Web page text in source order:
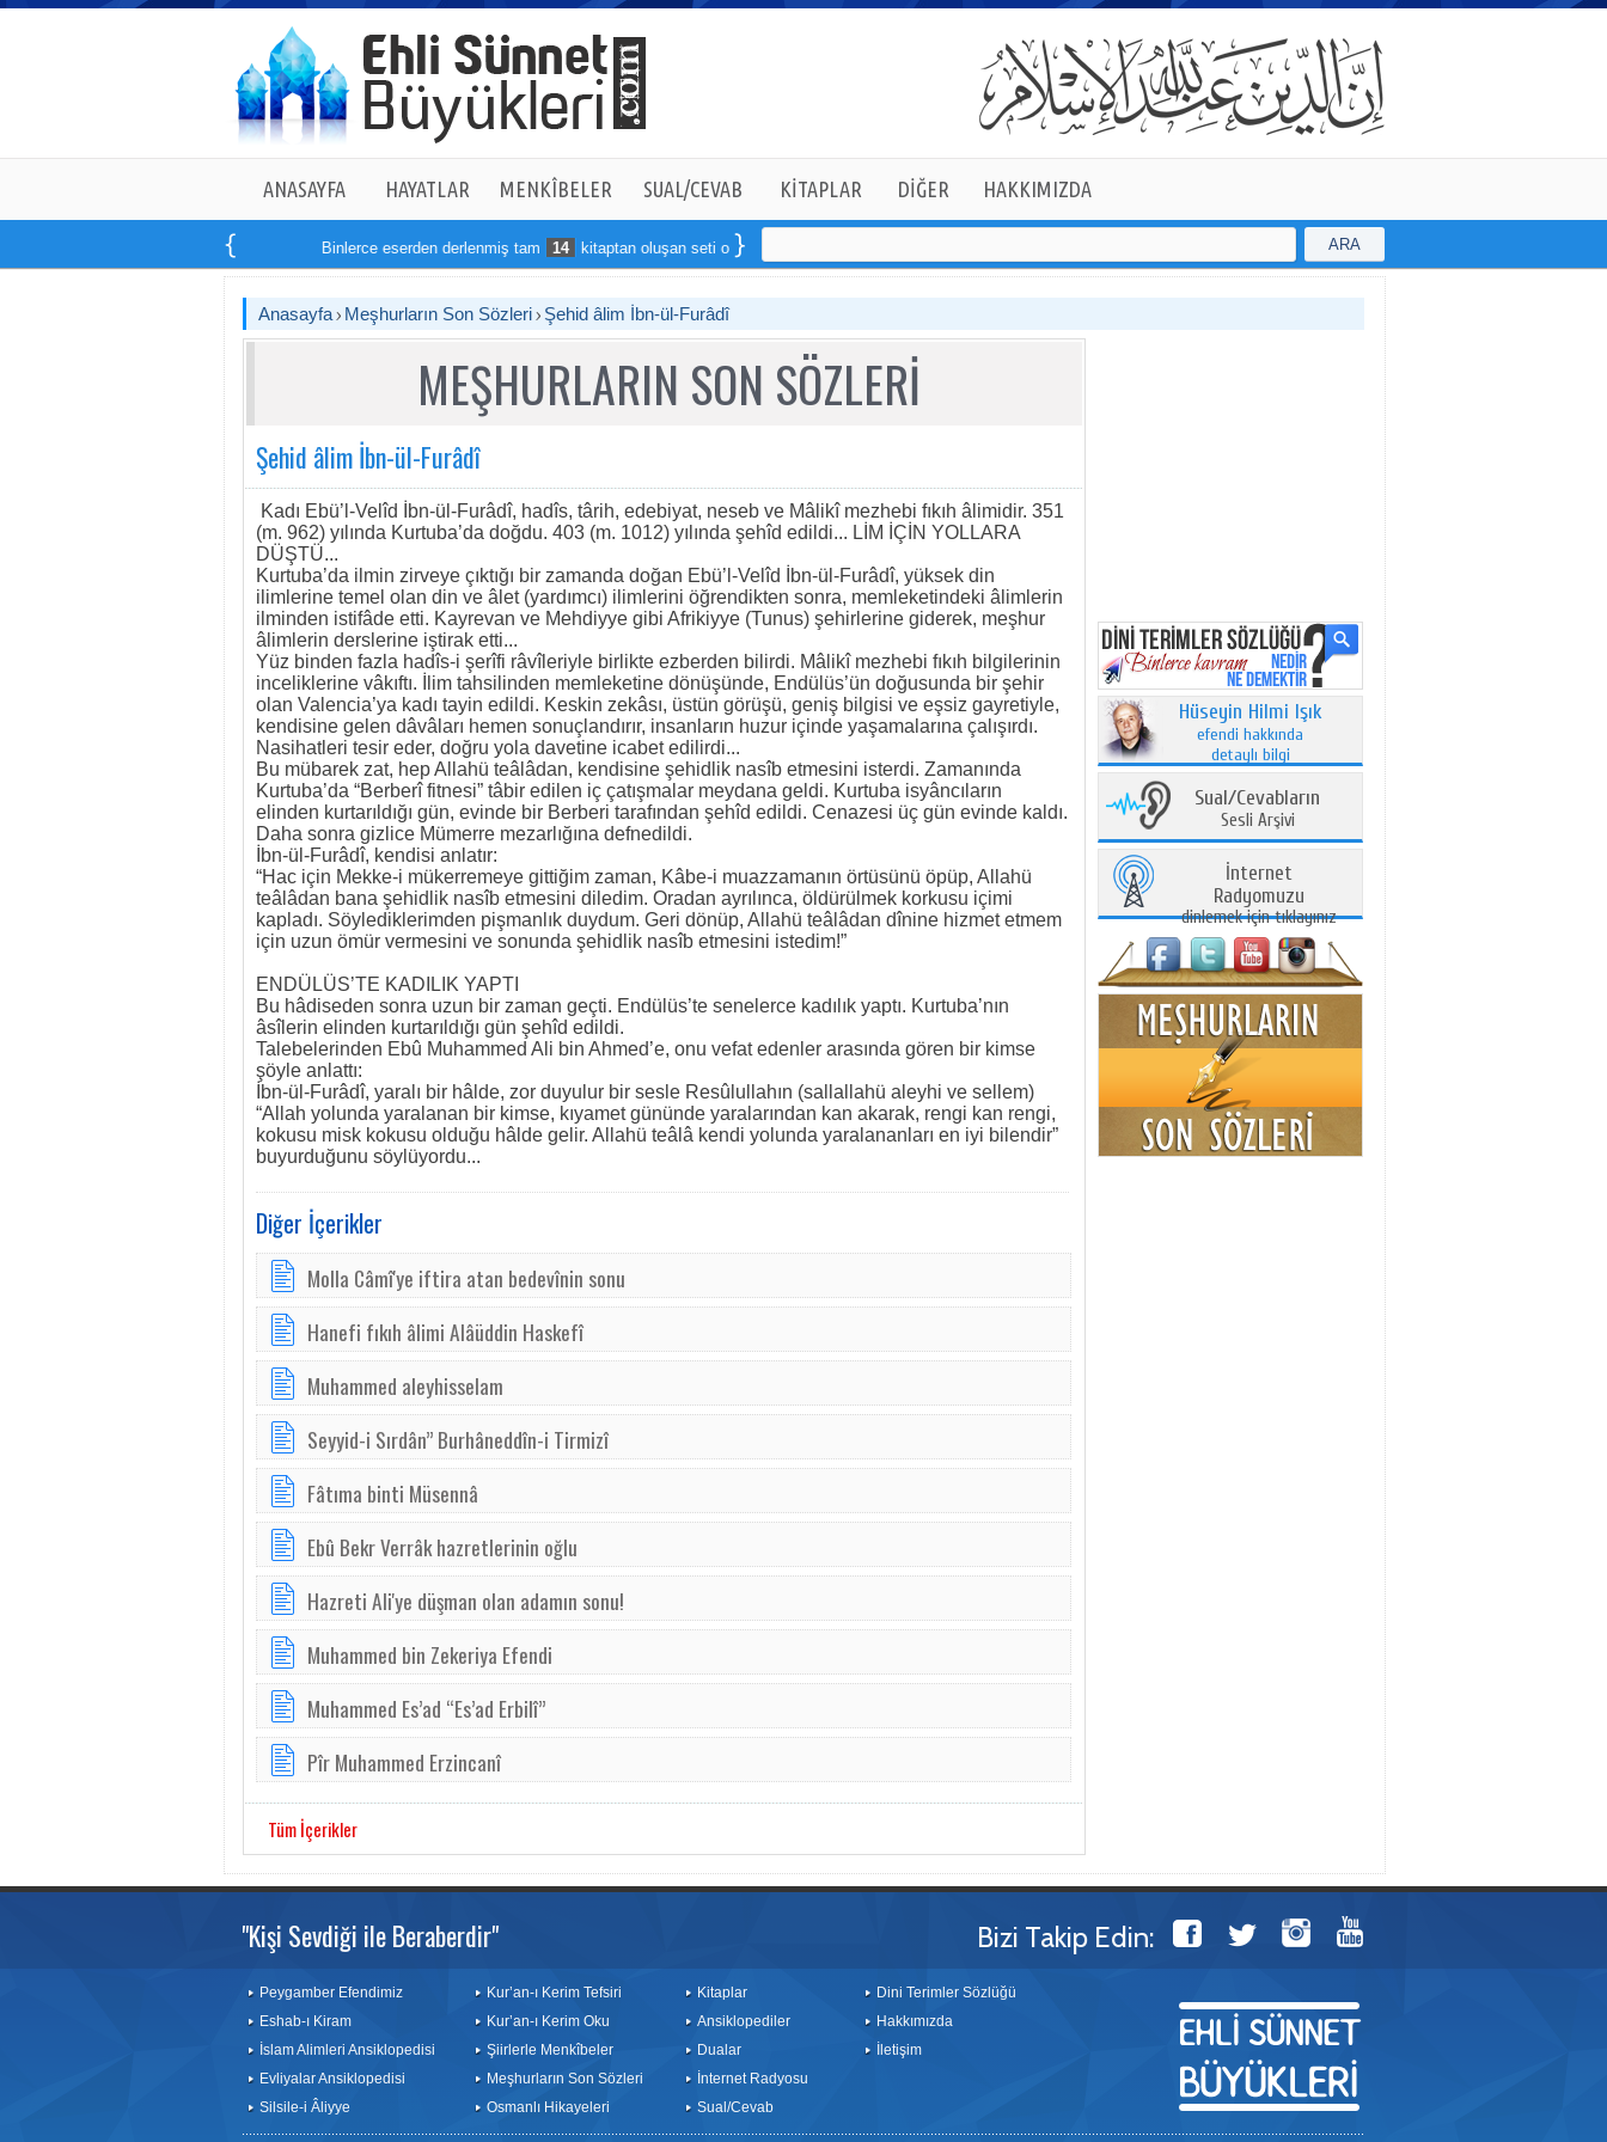
ANASAYFA HAYATLAR MENKÎBELER SUAL/CEVAB KİTAPLAR DİĞER HAKKIMIZDA
Binlerce eserden derlenmiş tam 14 kitaptan oluşan seti online sipariş verebilirsiniz ARA
Anasayfa Meşhurların Son Sözleri Şehid âlim İbn-ül-Furâdî
MEŞHURLARIN SON SÖZLERİ
Şehid âlim İbn-ül-Furâdî
Kadı Ebü’l-Velîd İbn-ül-Furâdî, hadîs, târih, edebiyat, neseb ve Mâlikî mezhebi fıkıh âlimidir. 351
(m. 962) yılında Kurtuba’da doğdu. 403 (m. 1012) yılında şehîd edildi... LİM İÇİN YOLLARA
DÜŞTÜ...
Kurtuba’da ilmin zirveye çıktığı bir zamanda doğan Ebü’l-Velîd İbn-ül-Furâdî, yüksek din
ilimlerine temel olan din ve âlet (yardımcı) ilimlerini öğrendikten sonra, memleketindeki âlimlerin
ilminden istifâde etti. Kayrevan ve Mehdiyye gibi Afrikiyye (Tunus) şehirlerine giderek, meşhur
âlimlerin derslerine iştirak etti...
Yüz binden fazla hadîs-i şerîfi râvîleriyle birlikte ezberden bilirdi. Mâlikî mezhebi fıkıh bilgilerinin
inceliklerine vâkıftı. İlim tahsilinden memleketine dönüşünde, Endülüs’ün doğusunda bir şehir
olan Valencia’ya kadı tayin edildi. Keskin zekâsı, üstün görüşü, geniş bilgisi ve eşsiz gayretiyle,
kendisine gelen dâvâları hemen sonuçlandırır, insanların huzur içinde yaşamalarına çalışırdı.
Nasihatleri tesir eder, doğru yola davetine icabet edilirdi...
Bu mübarek zat, hep Allahü teâlâdan, kendisine şehidlik nasîb etmesini isterdi. Zamanında
Kurtuba’da “Berberî fitnesi” tâbir edilen iç çatışmalar meydana geldi. Kurtuba isyâncıların
elinden kurtarıldığı gün, evinde bir Berberi tarafından şehîd edildi. Cenazesi üç gün evinde kaldı.
Daha sonra gizlice Mümerre mezarlığına defnedildi.
İbn-ül-Furâdî, kendisi anlatır:
“Hac için Mekke-i mükerremeye gittiğim zaman, Kâbe-i muazzamanın örtüsünü öpüp, Allahü
teâlâdan bana şehidlik nasîb etmesini diledim. Oradan ayrılınca, öldürülmek korkusu içimi
kapladı. Söylediklerimden pişmanlık duydum. Geri dönüp, Allahü teâlâdan dînine hizmet etmem
için uzun ömür vermesini ve sonunda şehidlik nasîb etmesini istedim!”
ENDÜLÜS’TE KADILIK YAPTI
Bu hâdiseden sonra uzun bir zaman geçti. Endülüs’te senelerce kadılık yaptı. Kurtuba’nın
âsîlerin elinden kurtarıldığı gün şehîd edildi.
Talebelerinden Ebû Muhammed Ali bin Ahmed’e, onu vefat edenler arasında gören bir kimse
şöyle anlattı:
İbn-ül-Furâdî, yaralı bir hâlde, zor duyulur bir sesle Resûlullahın (sallallahü aleyhi ve sellem)
“Allah yolunda yaralanan bir kimse, kıyamet gününde yaralarından kan akarak, rengi kan rengi,
kokusu misk kokusu olduğu hâlde gelir. Allahü teâlâ kendi yolunda yaralananları en iyi bilendir”
buyurduğunu söylüyordu...
Diğer İçerikler
Molla Câmî'ye iftira atan bedevînin sonu
Hanefi fıkıh âlimi Alâüddin Haskefî
Muhammed aleyhisselam
Seyyid-i Sırdân” Burhâneddîn-i Tirmizî
Fâtıma binti Müsennâ
Ebû Bekr Verrâk hazretlerinin oğlu
Hazreti Ali'ye düşman olan adamın sonu!
Muhammed bin Zekeriya Efendi
Muhammed Es’ad “Es’ad Erbilî”
Pîr Muhammed Erzincanî
Tüm İçerikler
Hüseyin Hilmi Işık
efendi hakkında
detaylı bilgi
Sual/Cevabların
Sesli Arşivi
İnternet
Radyomuzu
dinlemek için tıklayınız
"Kişi Sevdiği ile Beraberdir" Bizi Takip Edin:
Peygamber Efendimiz
Eshab-ı Kiram
İslam Alimleri Ansiklopedisi
Evliyalar Ansiklopedisi
Silsile-i Âliyye
Kur’an-ı Kerim Tefsiri
Kur’an-ı Kerim Oku
Şiirlerle Menkîbeler
Meşhurların Son Sözleri
Osmanlı Hikayeleri
Kitaplar
Ansiklopediler
Dualar
İnternet Radyosu
Sual/Cevab
Dini Terimler Sözlüğü
Hakkımızda
İletişim